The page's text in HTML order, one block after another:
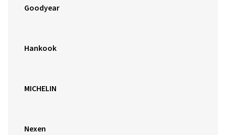
Goodyear
Hankook
MICHELIN
Nexen